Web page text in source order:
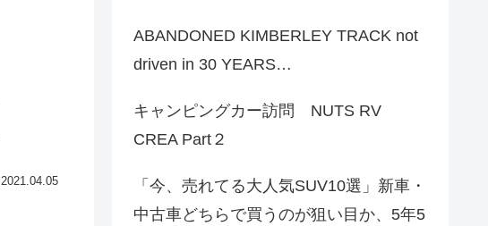
2021.04.05
ABANDONED KIMBERLEY TRACK not
driven in 30 YEARS…
キャンピングカー訪問 NUTS RV
CREA Part２
「今、売れてる大人気SUV10選」新車・
中古車どちらで買うのが狙い目か、5年5